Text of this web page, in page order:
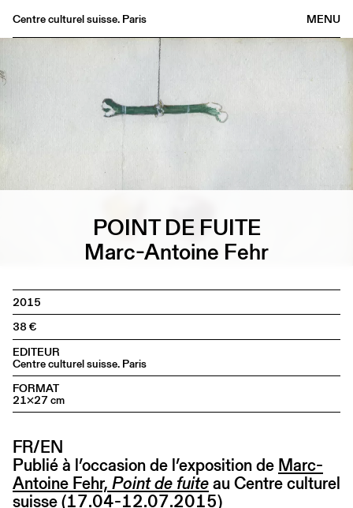
MENU
Centre culturel suisse. Paris
POINT DE FUITE
Marc-Antoine Fehr
2015
38
EDITEUR
Centre culturel suisse. Paris
FORMAT
21×27 cm
FR/EN
Publié à l’occasion de l’exposition de Marc-
Antoine Fehr, Point de fuiteau Centre culturel
suisse (17.04-12.07.2015)